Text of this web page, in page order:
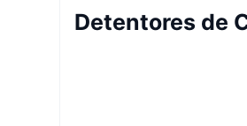
Detentores de